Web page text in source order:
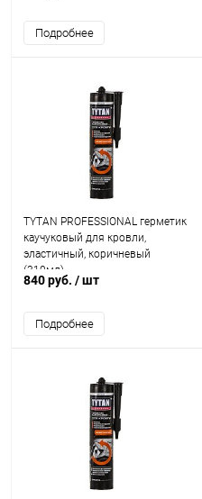
Подробнее
TYTAN PROFESSIONAL герметик
каучуковый для кровли,
эластичный, коричневый
(310мл)
840 руб. / шт
Подробнее